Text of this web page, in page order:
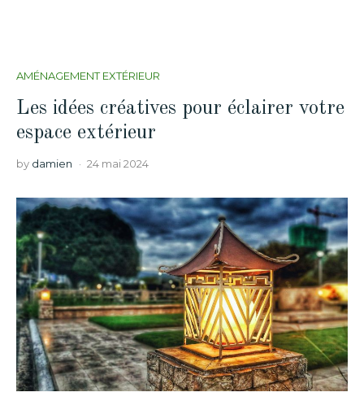
AMÉNAGEMENT EXTÉRIEUR
Les idées créatives pour éclairer votre
espace extérieur
by damien 24 mai 2024